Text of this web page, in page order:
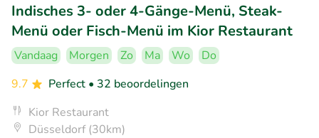
Indisches 3- oder 4-Gänge-Menü, Steak-
Menü oder Fisch-Menü im Kior Restaurant
Vandaag Morgen Zo Ma Wo
Do
9.7
Perfect • 32 beoordelingen
Kior Restaurant
Düsseldorf (30km)